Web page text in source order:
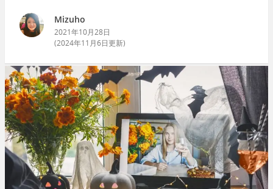
Mizuho
2021年10月28日
(2024年11月6日更新)